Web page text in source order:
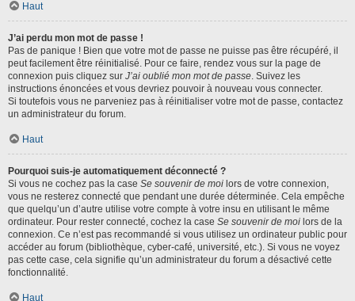
Haut
J’ai perdu mon mot de passe !
Pas de panique ! Bien que votre mot de passe ne puisse pas être récupéré, il
peut facilement être réinitialisé. Pour ce faire, rendez vous sur la page de
connexion puis cliquez sur J’ai oublié mon mot de passe. Suivez les
instructions énoncées et vous devriez pouvoir à nouveau vous connecter.
Si toutefois vous ne parveniez pas à réinitialiser votre mot de passe, contactez
un administrateur du forum.
Haut
Pourquoi suis-je automatiquement déconnecté ?
Si vous ne cochez pas la case Se souvenir de moi lors de votre connexion,
vous ne resterez connecté que pendant une durée déterminée. Cela empêche
que quelqu’un d’autre utilise votre compte à votre insu en utilisant le même
ordinateur. Pour rester connecté, cochez la case Se souvenir de moi lors de la
connexion. Ce n’est pas recommandé si vous utilisez un ordinateur public pour
accéder au forum (bibliothèque, cyber-café, université, etc.). Si vous ne voyez
pas cette case, cela signifie qu’un administrateur du forum a désactivé cette
fonctionnalité.
Haut